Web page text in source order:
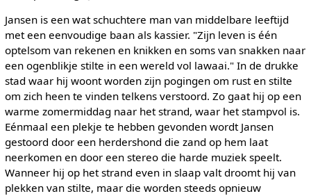
Jansen is een wat schuchtere man van middelbare leeftijd
met een eenvoudige baan als kassier. "Zijn leven is één
optelsom van rekenen en knikken en soms van snakken naar
een ogenblikje stilte in een wereld vol lawaai." In de drukke
stad waar hij woont worden zijn pogingen om rust en stilte
om zich heen te vinden telkens verstoord. Zo gaat hij op een
warme zomermiddag naar het strand, waar het stampvol is.
Eénmaal een plekje te hebben gevonden wordt Jansen
gestoord door een herdershond die zand op hem laat
neerkomen en door een stereo die harde muziek speelt.
Wanneer hij op het strand even in slaap valt droomt hij van
plekken van stilte, maar die worden steeds opnieuw